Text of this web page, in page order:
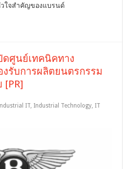
ใจสำคัญของแบรนด์
ดศูนย์เทคนิคทาง
รับการผลิตยนตรกรรม
[PR]
IT, Industrial Technology, IT